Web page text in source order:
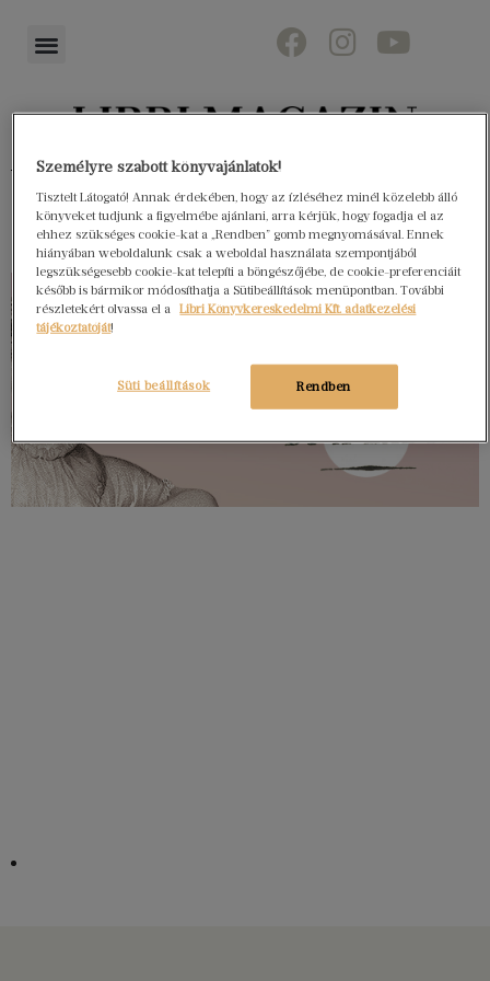
Könyvektől az olvasókig
Személyre szabott könyvajánlatok!
Tisztelt Látogató! Annak érdekében, hogy az ízléséhez minél közelebb álló
könyveket tudjunk a figyelmébe ajánlani, arra kérjük, hogy fogadja el az
ehhez szükséges cookie-kat a „Rendben” gomb megnyomásával. Ennek
hiányában weboldalunk csak a weboldal használata szempontjából
legszükségesebb cookie-kat telepíti a böngészőjébe, de cookie-preferenciáit
később is bármikor módosíthatja a Sütibeállítások menüpontban. További
részletekért olvassa el a
Libri Könyvkereskedelmi Kft. adatkezelési
tájékoztatóját!
Rendben
Süti beállítások